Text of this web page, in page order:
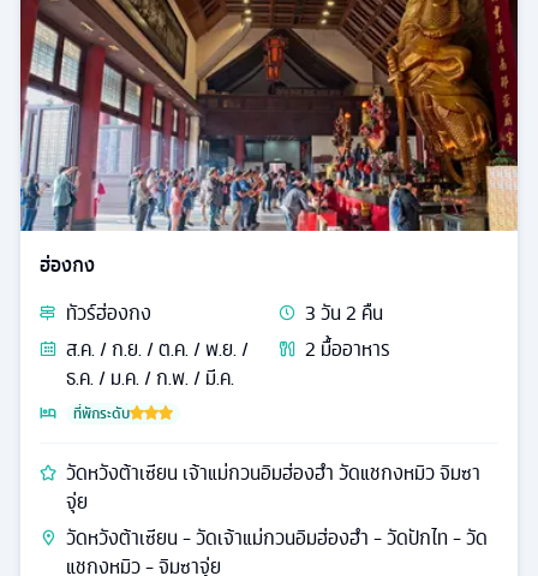
ฮ่องกง
ทัวร์ฮ่องกง 3วัน2 คืน
ส.ค. / ก.ย. / ต.ค. / พ.ย. /
ธ.ค. / ม.ค. / ก.พ. / มี.ค.
2 มื้ออาหาร
ที่พักระดับ
วัดหวังต้าเซียน เจ้าแม่กวนอิมฮ่องฮำ วัดแชกงหมิว จิมซา
จุ่ย
วัดหวังต้าเซียน - วัดเจ้าแม่กวนอิมฮ่องฮำ - วัดปักไท - วัด
แชกงหมิว - จิมซาจุ่ย